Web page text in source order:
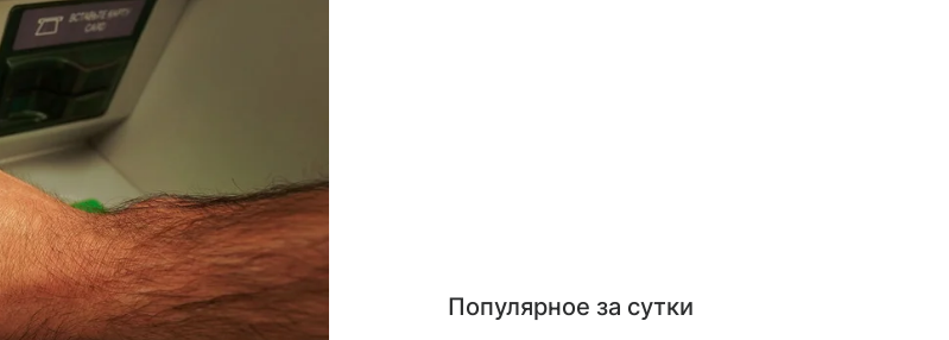
Популярное за сутки